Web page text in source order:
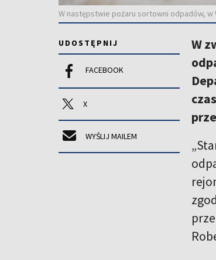
W następstwie pożaru sortowni odpadów,
UDOSTĘPNIJ
FACEBOOK
X
WYŚLIJ MAILEM
W